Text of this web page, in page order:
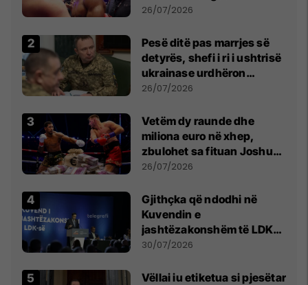
26/07/2026
Pesë ditë pas marrjes së
detyrës, shefi i ri i ushtrisë
ukrainase urdhëron
kontroll të madh
26/07/2026
Vetëm dy raunde dhe
miliona euro në xhep,
zbulohet sa fituan Joshua
e Prenga
26/07/2026
Gjithçka që ndodhi në
Kuvendin e
jashtëzakonshëm të LDK-
së
30/07/2026
Vëllai iu etiketua si pjesëtar